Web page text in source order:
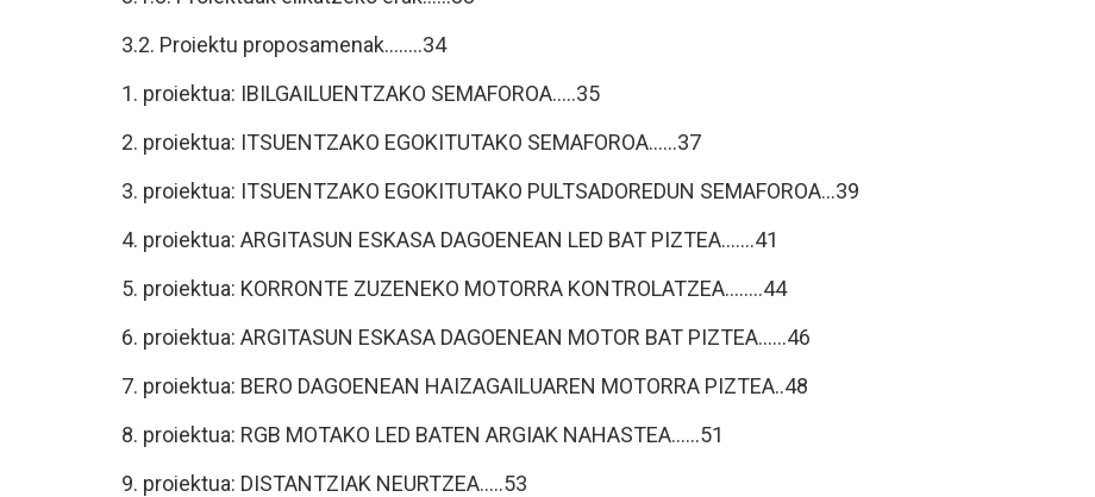
3.2. Proiektu proposamenak........34
1. proiektua: IBILGAILUENTZAKO SEMAFOROA.....35
2. proiektua: ITSUENTZAKO EGOKITUTAKO SEMAFOROA......37
3. proiektua: ITSUENTZAKO EGOKITUTAKO PULTSADOREDUN SEMAFOROA...39
4. proiektua: ARGITASUN ESKASA DAGOENEAN LED BAT PIZTEA.......41
5. proiektua: KORRONTE ZUZENEKO MOTORRA KONTROLATZEA........44
6. proiektua: ARGITASUN ESKASA DAGOENEAN MOTOR BAT PIZTEA......46
7. proiektua: BERO DAGOENEAN HAIZAGAILUAREN MOTORRA PIZTEA..48
8. proiektua: RGB MOTAKO LED BATEN ARGIAK NAHASTEA......51
9. proiektua: DISTANTZIAK NEURTZEA.....53